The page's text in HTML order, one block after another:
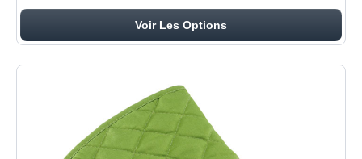
Voir Les Options